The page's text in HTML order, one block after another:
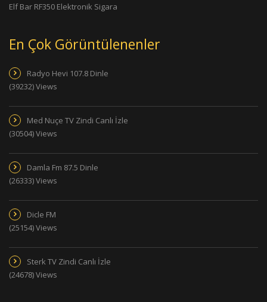
Elf Bar RF350 Elektronik Sigara
En Çok Görüntülenenler
Radyo Hevi 107.8 Dinle
(39232) Views
Med Nuçe TV Zindi Canlı İzle
(30504) Views
Damla Fm 87.5 Dinle
(26333) Views
Dicle FM
(25154) Views
Sterk TV Zindi Canlı İzle
(24678) Views